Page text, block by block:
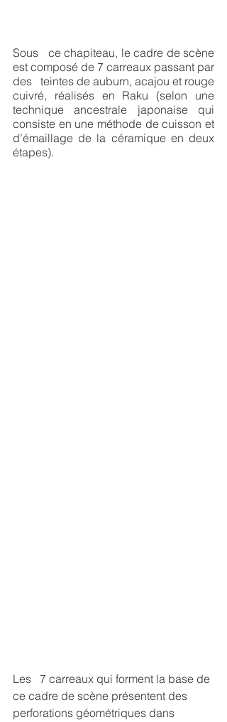
Sous   ce chapiteau, le cadre de scène
est composé de 7 carreaux passant par
des   teintes de auburn, acajou et rouge
cuivré, réalisés en Raku (selon une
technique ancestrale japonaise qui
consiste en une méthode de cuisson et
d’émaillage de la céramique en deux
étapes).
Les   7 carreaux qui forment la base de
ce cadre de scène présentent des
perforations géométriques dans